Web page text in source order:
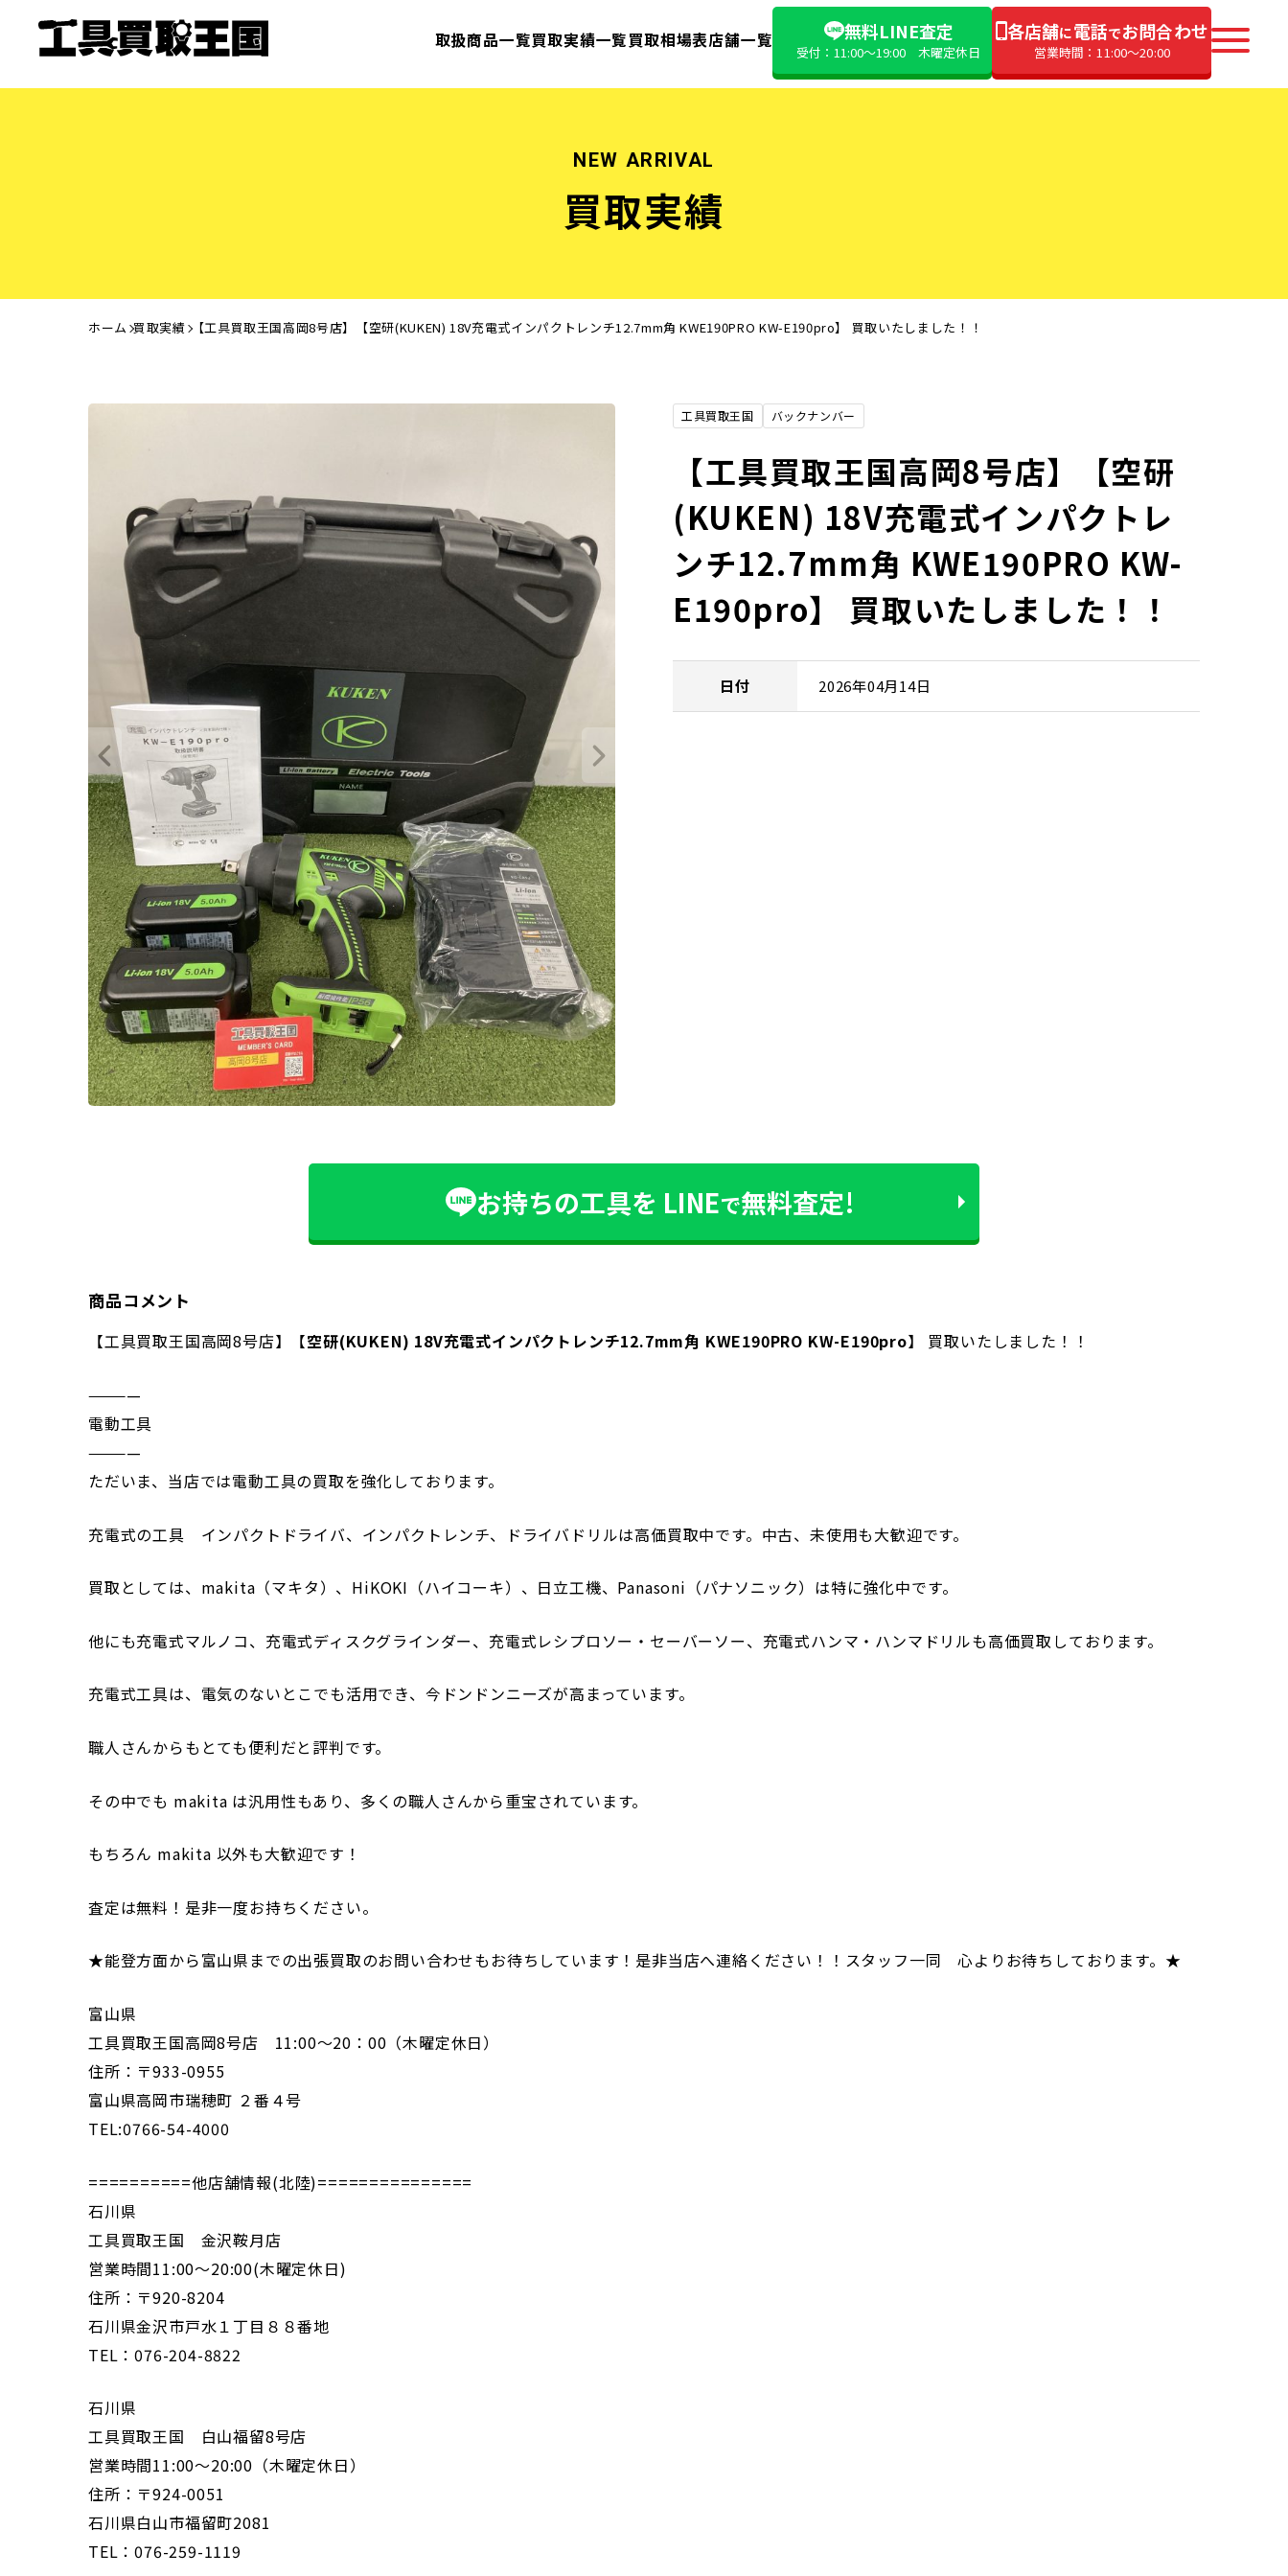
取扱商品一覧買取実績一覧買取相場表店舗一覧 無料LINE査定
受付：11:00〜19:00 木曜定休日
各店舗に電話でお問合わせ
営業時間：11:00〜20:00
NEW ARRIVAL
買取実績
ホーム 買取実績 【工具買取王国高岡8号店】【空研(KUKEN) 18V充電式インパクトレンチ12.7mm角 KWE190PRO KW-E190pro】 買取いたしました！！
工具買取王国 バックナンバー
【工具買取王国高岡8号店】【空研
(KUKEN) 18V充電式インパクトレ
ンチ12.7mm角 KWE190PRO KW-
E190pro】 買取いたしました！！
日付 2026年04月14日
お持ちの工具を LINEで無料査定!
商品コメント
【工具買取王国高岡8号店】【空研(KUKEN) 18V充電式インパクトレンチ12.7mm角 KWE190PRO KW-E190pro】 買取いたしました！！
————
電動工具
————
ただいま、当店では電動工具の買取を強化しております。
充電式の工具 インパクトドライバ、インパクトレンチ、ドライバドリルは高価買取中です。中古、未使用も大歓迎です。
買取としては、makita（マキタ）、HiKOKI（ハイコーキ）、日立工機、Panasoni（パナソニック）は特に強化中です。
他にも充電式マルノコ、充電式ディスクグラインダー、充電式レシプロソー・セーバーソー、充電式ハンマ・ハンマドリルも高価買取しております。
充電式工具は、電気のないとこでも活用でき、今ドンドンニーズが高まっています。
職人さんからもとても便利だと評判です。
その中でも makita は汎用性もあり、多くの職人さんから重宝されています。
もちろん makita 以外も大歓迎です！
査定は無料！是非一度お持ちください。
★能登方面から富山県までの出張買取のお問い合わせもお待ちしています！是非当店へ連絡ください！！スタッフ一同 心よりお待ちしております。★
富山県
工具買取王国高岡8号店 11:00～20：00（木曜定休日）
住所：〒933-0955
富山県高岡市瑞穂町 ２番４号
TEL:0766-54-4000
==========他店舗情報(北陸)===============
石川県
工具買取王国 金沢鞍月店
営業時間11:00～20:00(木曜定休日)
住所：〒920-8204
石川県金沢市戸水１丁目８８番地
TEL：076-204-8822
石川県
工具買取王国 白山福留8号店
営業時間11:00～20:00（木曜定休日）
住所：〒924-0051
石川県白山市福留町2081
TEL：076-259-1119